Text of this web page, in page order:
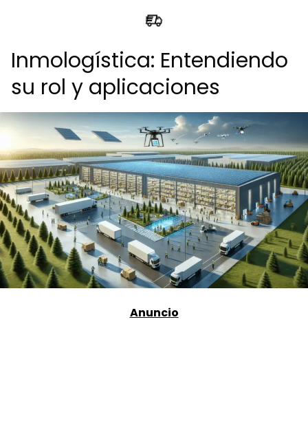
Inmologística: Entendiendo
su rol y aplicaciones